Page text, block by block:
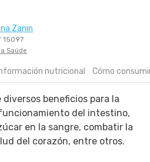
Zanin
15097
Saúde
nutricional Cómo
beneficios para la
del intestino,
en la sangre, combatir la
del corazón, entre otros.